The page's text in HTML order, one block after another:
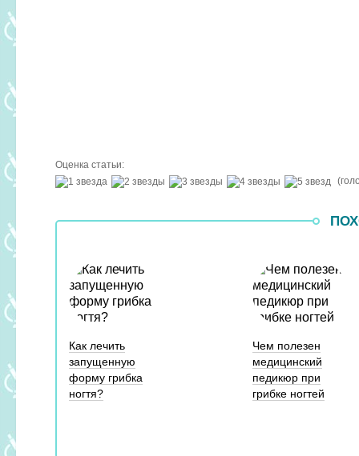
Оценка статьи:
Как лечить
запущенную
форму грибка
ногтя?
Чем полезен
медицинский
педикюр при
грибке ногтей